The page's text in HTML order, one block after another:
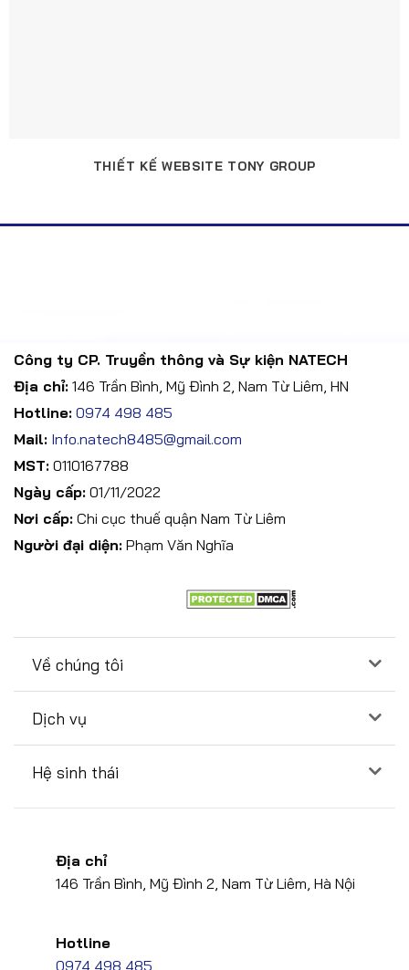
THIẾT KẾ WEBSITE TONY GROUP
Công ty CP. Truyền thông và Sự kiện NATECH
Địa chỉ: 146 Trần Bình, Mỹ Đình 2, Nam Từ Liêm, HN
Hotline: 0974 498 485
Mail: Info.natech8485@gmail.com
MST: 0110167788
Ngày cấp: 01/11/2022
Nơi cấp: Chi cục thuế quận Nam Từ Liêm
Người đại diện: Phạm Văn Nghĩa
Về chúng tôi
Dịch vụ
Hệ sinh thái
Địa chỉ
146 Trần Bình, Mỹ Đình 2, Nam Từ Liêm, Hà Nội
Hotline
0974 498 485